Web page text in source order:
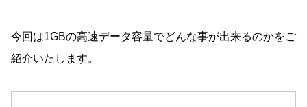
今回は1GBの高速データ容量でどんな事が出来るのかをご
紹介いたします。